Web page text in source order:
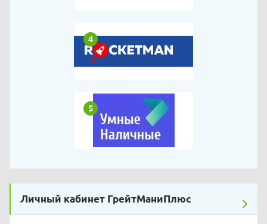
4
5
Личный кабинет ГрейтМаниПлюс